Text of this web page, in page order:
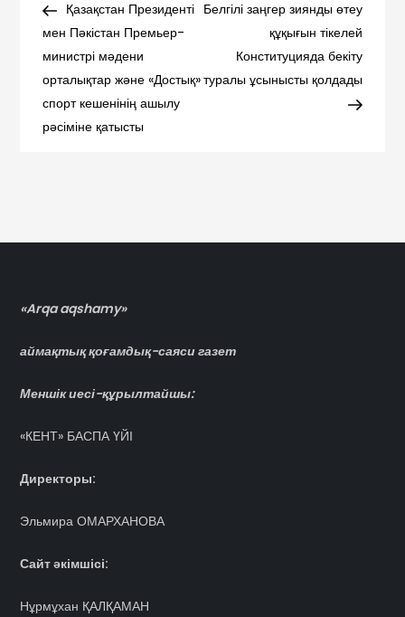
по
записям
PostҚазақстан Президенті
мен Пәкістан Премьер-
министрі мәдени
орталықтар және «Достық»
спорт кешенінің ашылу
рәсіміне қатысты
Post
Белгілі заңгер зиянды өтеу
құқығын тікелей
Конституцияда бекіту
туралы ұсынысты қолдады
«Arqa aqshamy»
аймақтық қоғамдық-саяси газет
Меншік иесі-құрылтайшы:
«КЕНТ» БАСПА ҮЙІ
Директоры:
Эльмира ОМАРХАНОВА
Сайт әкімшісі:
Нұрмұхан ҚАЛҚАМАН